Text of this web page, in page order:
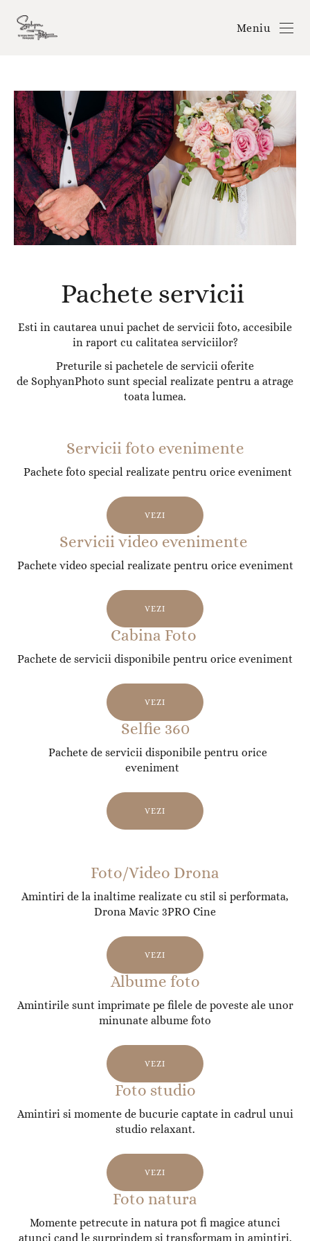
Meniu
Pachete servicii
Esti in cautarea unui pachet de servicii foto, accesibile
in raport cu calitatea serviciilor?
Preturile si pachetele de servicii oferite
de SophyanPhoto sunt special realizate pentru a atrage
toata lumea.
Servicii foto evenimente
Pachete foto special realizate pentru orice eveniment
VEZI
Servicii video evenimente
Pachete video special realizate pentru orice eveniment
VEZI
Cabina Foto
Pachete de servicii disponibile pentru orice eveniment
VEZI
Selfie 360
Pachete de servicii disponibile pentru orice
eveniment
VEZI
Foto/Video Drona
Amintiri de la inaltime realizate cu stil si performata,
Drona Mavic 3PRO Cine
VEZI
Albume foto
Amintirile sunt imprimate pe filele de poveste ale unor
minunate albume foto
VEZI
Foto studio
Amintiri si momente de bucurie captate in cadrul unui
studio relaxant.
VEZI
Foto natura
Momente petrecute in natura pot fi magice atunci
atunci cand le surprindem si transformam in amintiri.